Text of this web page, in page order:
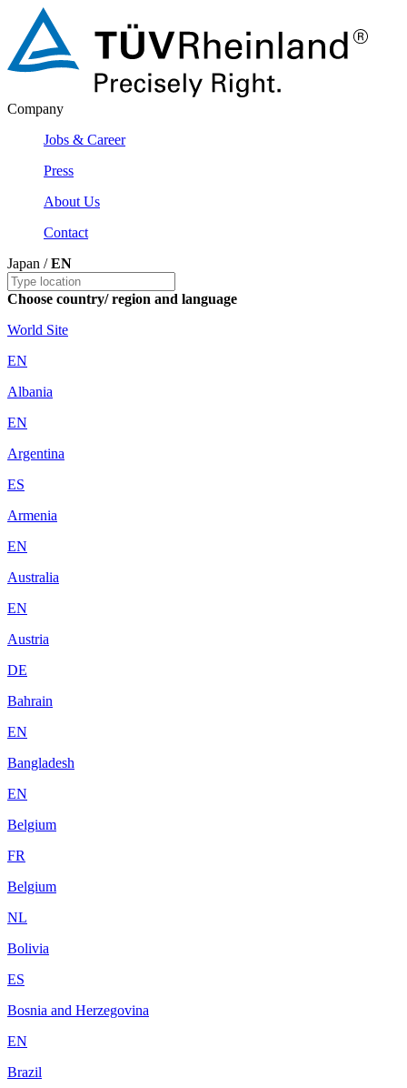
Company
Jobs & Career
Press
About Us
Contact
Japan /EN
Choose country/ region and language
World Site
EN
Albania
EN
Argentina
ES
Armenia
EN
Australia
EN
Austria
DE
Bahrain
EN
Bangladesh
EN
Belgium
FR
Belgium
NL
Bolivia
ES
Bosnia and Herzegovina
EN
Brazil